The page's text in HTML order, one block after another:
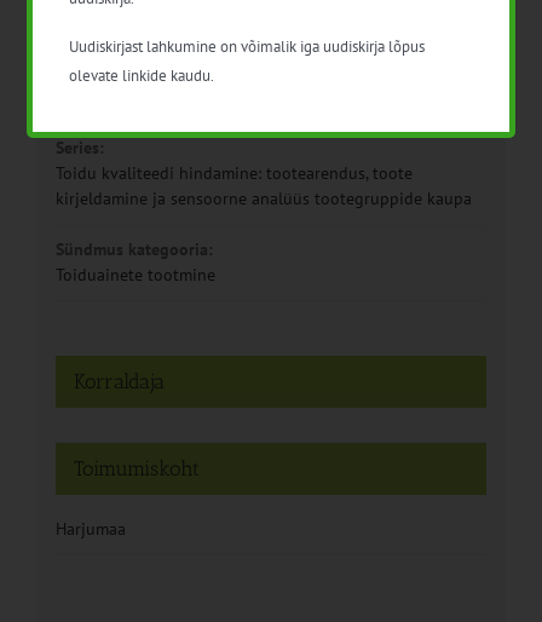
Detailid
Kuupäev:
Series:
Toidu kvaliteedi hindamine: tootearendus, toote
kirjeldamine ja sensoorne analüüs tootegruppide kaupa
Sündmus kategooria:
Toiduainete tootmine
Toimumiskoht
Harjumaa
Korraldaja
Uudiskirjast lahkumine on võimalik iga uudiskirja lõpus
olevate linkide kaudu.